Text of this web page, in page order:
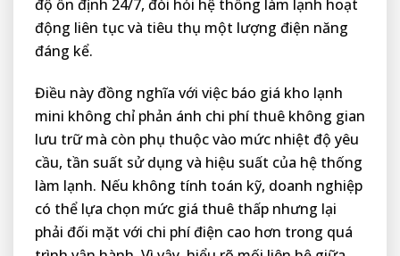
độ ổn định 24/7, đòi hỏi hệ thống làm lạnh hoạt
động liên tục và tiêu thụ một lượng điện năng
đáng kể.
Điều này đồng nghĩa với việc báo giá kho lạnh
mini không chỉ phản ánh chi phí thuê không gian
lưu trữ mà còn phụ thuộc vào mức nhiệt độ yêu
cầu, tần suất sử dụng và hiệu suất của hệ thống
làm lạnh. Nếu không tính toán kỹ, doanh nghiệp
có thể lựa chọn mức giá thuê thấp nhưng lại
phải đối mặt với chi phí điện cao hơn trong quá